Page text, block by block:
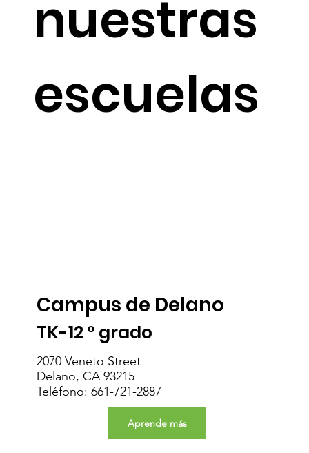
Campus de Delano
TK-12 ° grado
2070 Veneto Street
Delano, CA 93215
Teléfono: 661-721-2887
Aprende más
nuestras
escuelas